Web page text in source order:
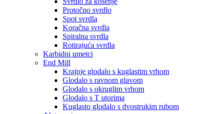
Protočno svrdlo
Spot svrdla
Koračna svrdla
Spiralna svrdla
Rotirajuća svrdla
Karbidni umetci
End Mill
Krajnje glodalo s kuglastim vrhom
Glodalo s ravnom glavom
Glodalo s okruglim vrhom
Glodalo s T utorima
Kuglasto glodalo s dvostrukim rubom